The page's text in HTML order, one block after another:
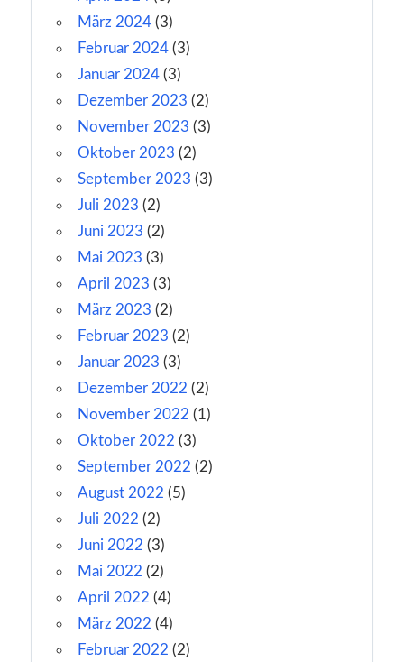
März 2024 (3)
Februar 2024 (3)
Januar 2024 (3)
Dezember 2023 (2)
November 2023 (3)
Oktober 2023 (2)
September 2023 (3)
Juli 2023 (2)
Juni 2023 (2)
Mai 2023 (3)
April 2023 (3)
März 2023 (2)
Februar 2023 (2)
Januar 2023 (3)
Dezember 2022 (2)
November 2022 (1)
Oktober 2022 (3)
September 2022 (2)
August 2022 (5)
Juli 2022 (2)
Juni 2022 (3)
Mai 2022 (2)
April 2022 (4)
März 2022 (4)
Februar 2022 (2)